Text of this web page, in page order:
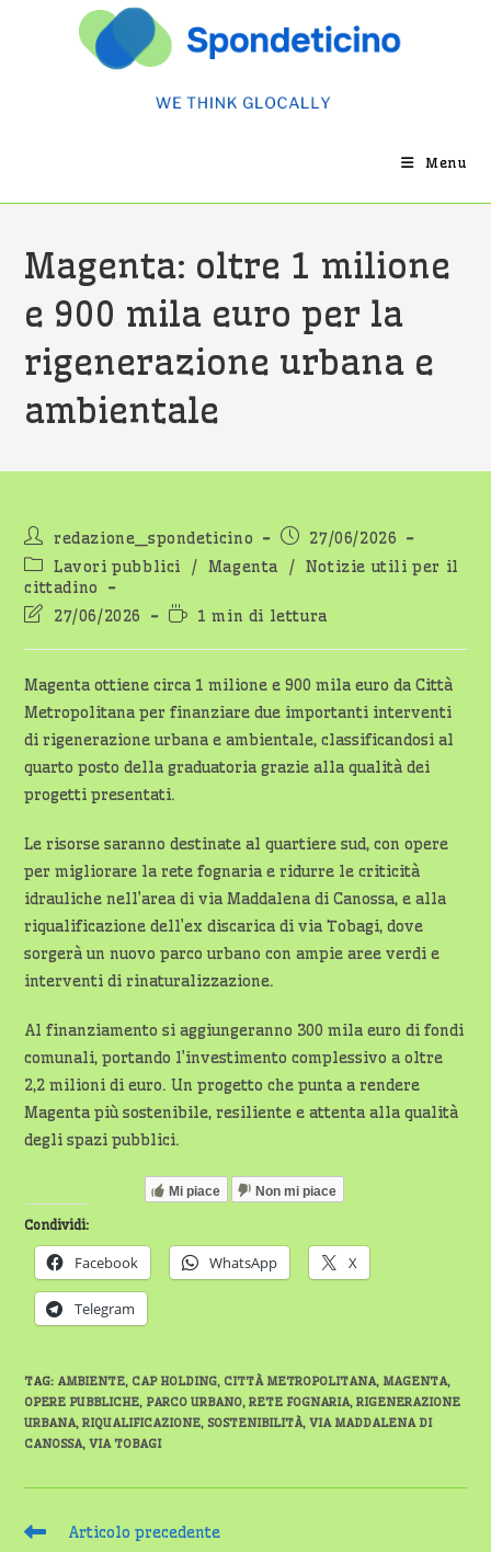
Menu
Magenta: oltre 1 milione
e 900 mila euro per la
rigenerazione urbana e
ambientale
Autore
dell'articolo:
redazione_spondeticino
Articolo
pubblicato:
27/06/2026
Categoria
dell'articolo:
Lavori pubblici / Magenta / Notizie utili per il
cittadino
Ultima
dell'articolo:
27/06/2026
Tempo
lettura:
1 min di lettura
Magenta ottiene circa 1 milione e 900 mila euro da Città
Metropolitana per finanziare due importanti interventi
di rigenerazione urbana e ambientale, classificandosi al
quarto posto della graduatoria grazie alla qualità dei
progetti presentati.
Le risorse saranno destinate al quartiere sud, con opere
per migliorare la rete fognaria e ridurre le criticità
idrauliche nell’area di via Maddalena di Canossa, e alla
riqualificazione dell’ex discarica di via Tobagi, dove
sorgerà un nuovo parco urbano con ampie aree verdi e
interventi di rinaturalizzazione.
Al finanziamento si aggiungeranno 300 mila euro di fondi
comunali, portando l’investimento complessivo a oltre
2,2 milioni di euro. Un progetto che punta a rendere
Magenta più sostenibile, resiliente e attenta alla qualità
degli spazi pubblici.
Mi piace Non mi piace
Condividi:
Facebook WhatsApp X
Telegram
TAG: AMBIENTE, CAP HOLDING, CITTÀ METROPOLITANA, MAGENTA,
OPERE PUBBLICHE, PARCO URBANO, RETE FOGNARIA, RIGENERAZIONE
URBANA, RIQUALIFICAZIONE, SOSTENIBILITÀ, VIA MADDALENA DI
CANOSSA, VIA TOBAGI
Leggi
Articolo precedente